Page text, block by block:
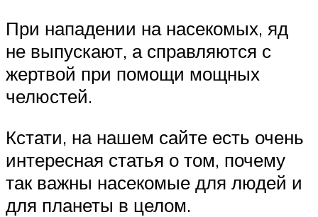
При нападении на насекомых, яд
не выпускают, а справляются с
жертвой при помощи мощных
челюстей.
Кстати, на нашем сайте есть очень
интересная статья о том, почему
так важны насекомые для людей и
для планеты в целом.